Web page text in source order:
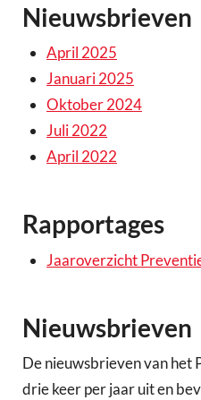
Nieuwsbrieven
April 2025
Januari 2025
Oktober 2024
Juli 2022
April 2022
Rapportages
Jaaroverzicht
Nieuwsbrieven
De nieuwsbrieven van het
drie keer per jaar uit en